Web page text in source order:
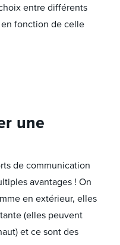
entre différents
fonction de celle
une
de communication
avantages ! On
en extérieur, elles
(elles peuvent
et ce sont des